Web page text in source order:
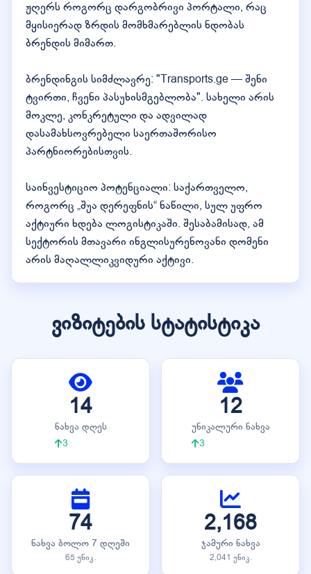
ჟღერს როგორც დარგობრივი პორტალი, რაც
მყისიერად ზრდის მომხმარებლის ნდობას
ბრენდის მიმართ.
ბრენდინგის სიმძლავრე: "Transports.ge — შენი
ტვირთი, ჩვენი პასუხისმგებლობა". სახელი არის
მოკლე, კონკრეტული და ადვილად
დასამახსოვრებელი საერთაშორისო
პარტნიორებისთვის.
საინვესტიციო პოტენციალი: საქართველო,
როგორც „შუა დერეფნის“ ნაწილი, სულ უფრო
აქტიური ხდება ლოგისტიკაში. შესაბამისად, ამ
სექტორის მთავარი ინგლისურენოვანი დომენი
არის მაღალლიკვიდური აქტივი.
ვიზიტების სტატისტიკა
14
ნახვა დღეს
3
12
უნიკალური ნახვა
3
74
ნახვა ბოლო 7 დღეში
65 უნიკ.
2,168
ჯამური ნახვა
2,041 უნიკ.